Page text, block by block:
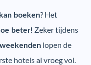
boeken? Het
beter! Zeker tijdens
lopen de
hotels al vroeg vol.